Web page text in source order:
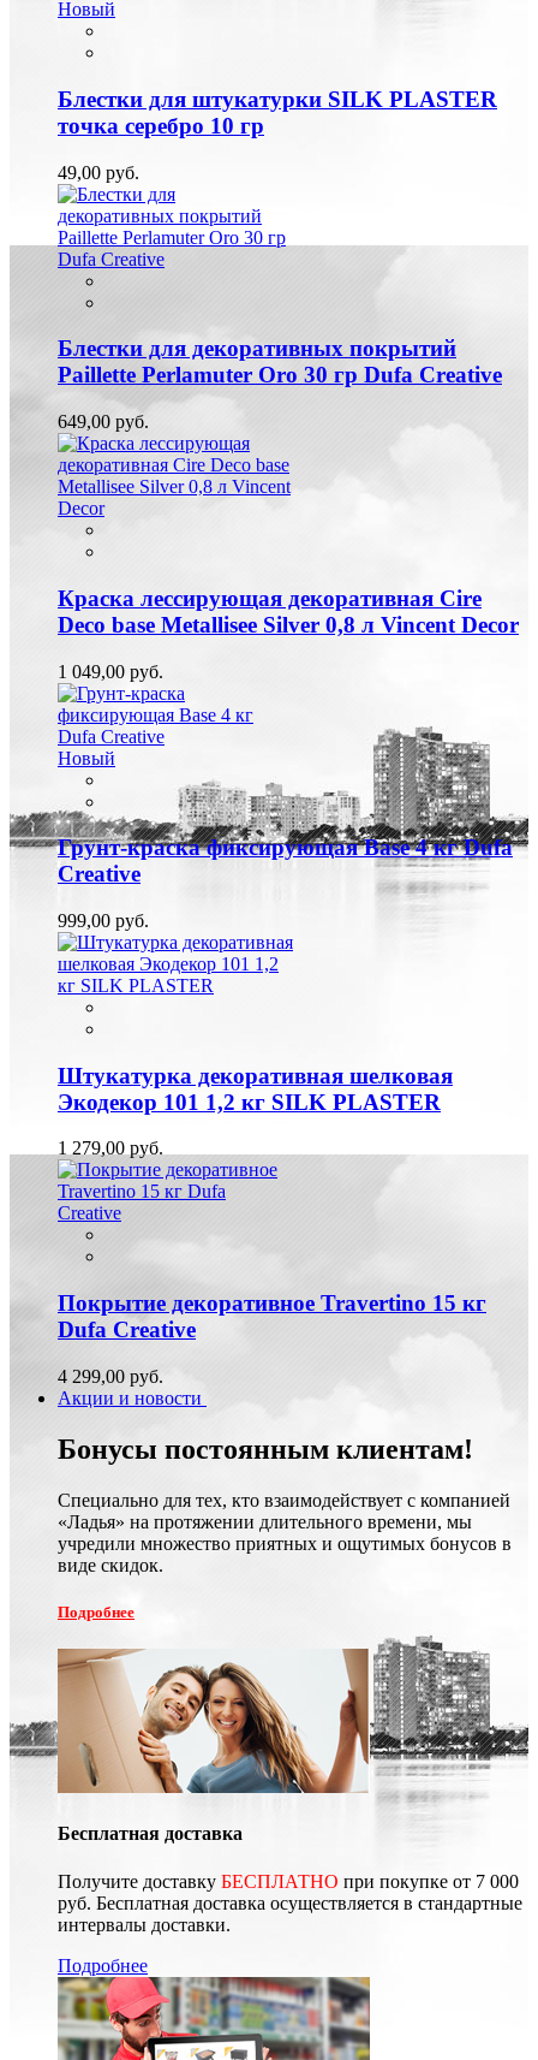
Новый
Блестки для штукатурки SILK PLASTER
точка серебро 10 гр
49,00 руб.
Блестки для декоративных покрытий
Paillette Perlamuter Oro 30 гр Dufa Creative
649,00 руб.
Краска лессирующая декоративная Cire
Deco base Metallisee Silver 0,8 л Vincent Decor
1 049,00 руб.
Новый
Грунт-краска фиксирующая Base 4 кг Dufa
Creative
999,00 руб.
Штукатурка декоративная шелковая
Экодекор 101 1,2 кг SILK PLASTER
1 279,00 руб.
Покрытие декоративное Travertino 15 кг
Dufa Creative
4 299,00 руб.
Акции и новости
Бонусы постоянным клиентам!
Специально для тех, кто взаимодействует с компанией
«Ладья» на протяжении длительного времени, мы
учредили множество приятных и ощутимых бонусов в
виде скидок.
Подробнее
Бесплатная доставка
Получите доставку БЕСПЛАТНО при покупке от 7 000
руб. Бесплатная доставка осуществляется в стандартные
интервалы доставки.
Подробнее